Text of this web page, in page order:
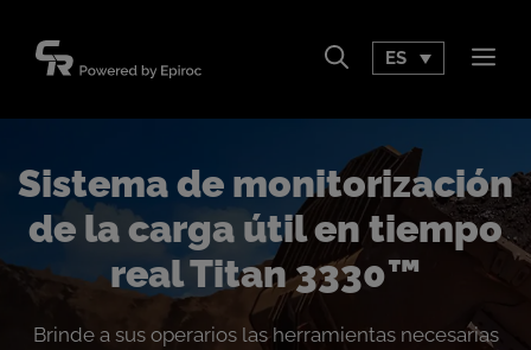
contenido
ES
Sistema de monitorización
de la carga útil en tiempo
real Titan 3330™
Brinde a sus operarios las herramientas necesarias